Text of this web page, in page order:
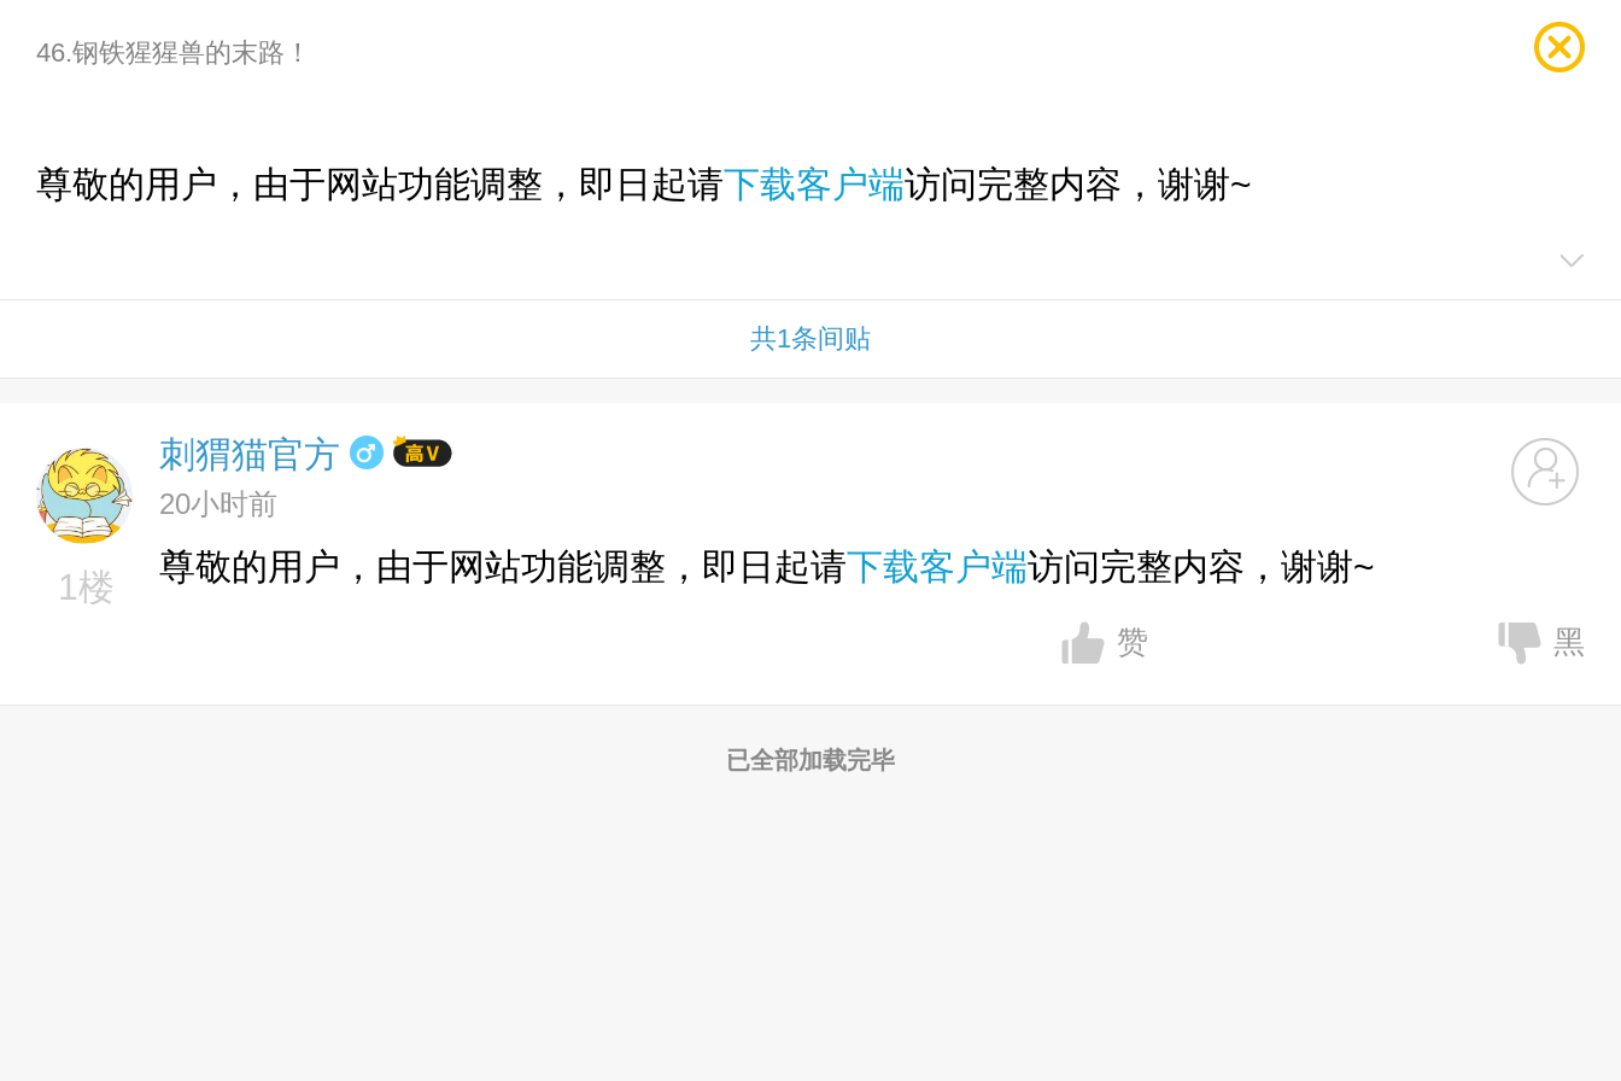
46.钢铁猩猩兽的末路！
尊敬的用户，由于网站功能调整，即日起请下载客户端访问完整内容，谢谢~
共1条间贴
1楼
刺猬猫官方
20小时前
尊敬的用户，由于网站功能调整，即日起请下载客户端访问完整内容，谢谢~
赞 黑
已全部加载完毕